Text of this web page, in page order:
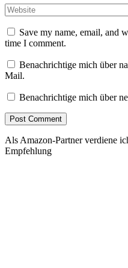
Save my name, email, and
time I comment.
Benachrichtige mich über
Mail.
Benachrichtige mich über
Als Amazon-Partner verdiene
Empfehlung